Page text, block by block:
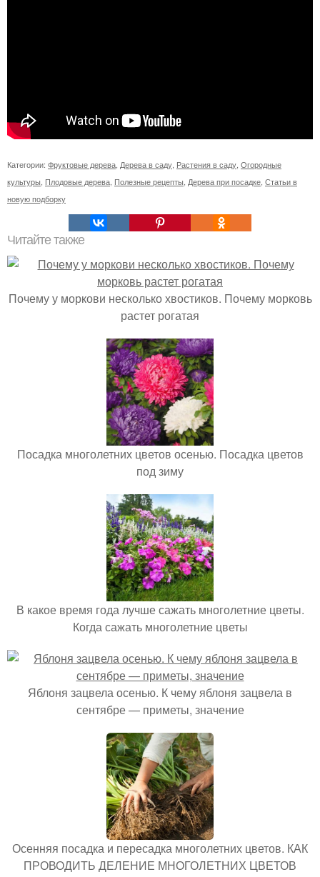
Категории: Фруктовые дерева Дерева в саду Растения в саду Огородные
культуры Плодовые дерева Полезные рецепты Дерева при посадке Статьи в
новую подборку
Читайте также
Почему у моркови несколько хвостиков. Почему морковь
растет рогатая
Посадка многолетних цветов осенью. Посадка цветов
под зиму
В какое время года лучше сажать многолетние цветы.
Когда сажать многолетние цветы
Яблоня зацвела осенью. К чему яблоня зацвела в
сентябре — приметы, значение
Осенняя посадка и пересадка многолетних цветов. КАК
ПРОВОДИТЬ ДЕЛЕНИЕ МНОГОЛЕТНИХ ЦВЕТОВ